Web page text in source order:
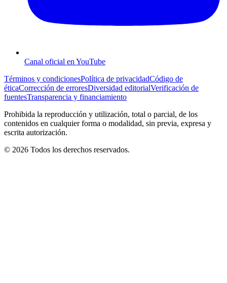
Canal oficial en YouTube
Términos y condicionesPolítica de privacidadCódigo de
éticaCorrección de erroresDiversidad editorialVerificación de
fuentesTransparencia y financiamiento
Prohibida la reproducción y utilización, total o parcial, de los
contenidos en cualquier forma o modalidad, sin previa, expresa y
escrita autorización.
© 2026 Todos los derechos reservados.